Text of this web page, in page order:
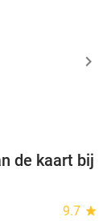
43%
de kaart bij
9.7 star